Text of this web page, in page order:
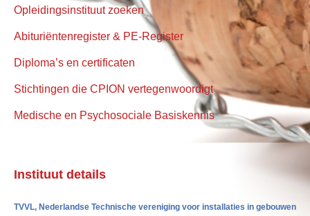
Opleidingsinstituut zoeken
Abituriëntenregister & PE-Register
Diploma’s en certificaten
Stichtingen die CPION vertegenwoordigt
Medische en Psychosociale Basiskennis
Instituut details
TVVL, Nederlandse Technische vereniging voor installaties in gebouwen